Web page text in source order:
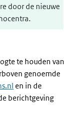
door de nieuwe
te houden van
genoemde
en in de
berichtgeving